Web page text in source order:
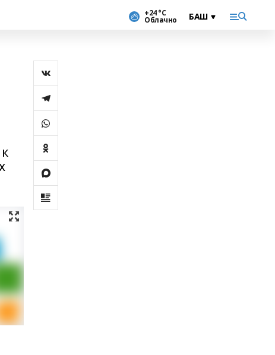
+24 °С
Облачно